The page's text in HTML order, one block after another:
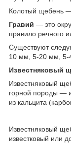
Колотый щебень
Гравий — это
правило речного
Существуют
10 мм, 5-20 мм, 5-
Известняковый
Известняковый
горной породы —
из кальцита
Известняковый
известковый или